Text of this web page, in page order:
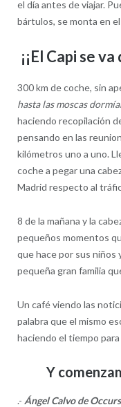
el día antes de viajar.
bártulos, se monta en
¡¡El Capi se
300 km de coche, sin
hasta las moscas
haciendo recopilación
pensando en las
kilómetros uno a uno.
coche a pegar una
Madrid respecto al
8 de la mañana y la
pequeños momentos
que hace por sus niños
pequeña gran familia
Un café viendo las
palabra que el mismo
haciendo el tiempo
Y
.- Ángel Calvo de